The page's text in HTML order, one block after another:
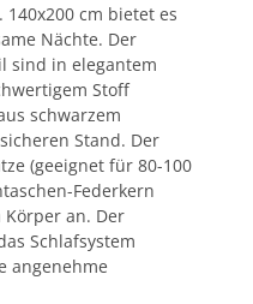
cm bietet es
Nächte. Der
sind in elegantem
Stoff
schwarzem
Stand. Der
(geeignet für 80-100
Federkern
an. Der
Schlafsystem
angenehme